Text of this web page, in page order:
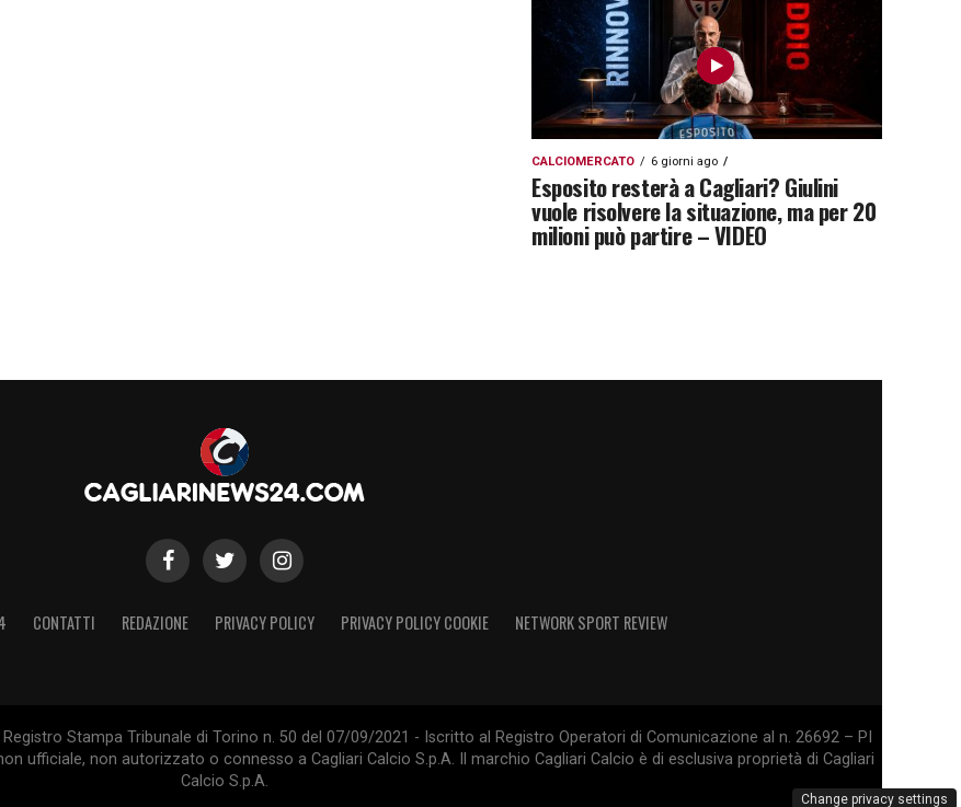
CALCIOMERCATO 6 giorni ago
Esposito resterà a Cagliari? Giulini
vuole risolvere la situazione, ma per 20
milioni può partire – VIDEO
CONTATTI REDAZIONE PRIVACY POLICY PRIVACY POLICY COOKIE NETWORK SPORT REVIEW
Stampa Tribunale di Torino n. 50 del 07/09/2021 - Iscritto al Registro Operatori di Comunicazione al n. 26692 – PI
ufficiale, non autorizzato o connesso a Cagliari Calcio S.p.A. Il marchio Cagliari Calcio è di esclusiva proprietà di Cagliari
Calcio S.p.A.
Change privacy settings